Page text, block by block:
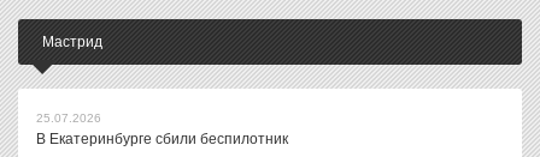
Мастрид
25.07.2026
В Екатеринбурге сбили беспилотник